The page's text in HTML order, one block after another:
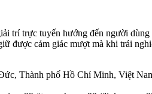
trí trực tuyến hướng đến người
được cảm giác mượt mà khi trải
Thành phố Hồ Chí Minh, Việt